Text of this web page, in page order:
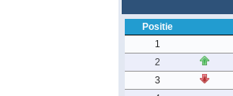
Positie
1
2
3